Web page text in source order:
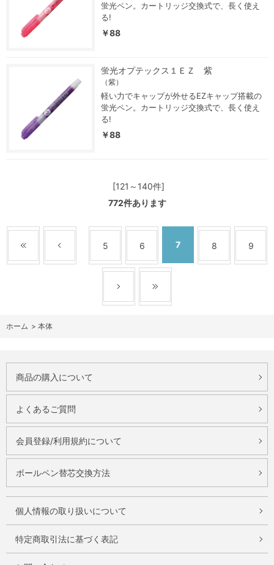
蛍光ペン。カートリッジ交換式で、長く使え
る!
￥88
蛍光オプテックス１ＥＺ 紫
（紫）
軽い力でキャップが外せるEZキャップ搭載の
蛍光ペン。カートリッジ交換式で、長く使え
る!
￥88
[121～140件]
772件あります
5 6 7 8 9
ホーム > 本体
商品の購入について
よくあるご質問
会員登録/利用規約について
ボールペン替芯交換方法
個人情報の取り扱いについて
特定商取引法に基づく表記